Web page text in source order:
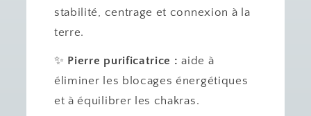
stabilité, centrage et connexion à la
terre.
✨ Pierre purificatrice : aide à
éliminer les blocages énergétiques
et à équilibrer les chakras.